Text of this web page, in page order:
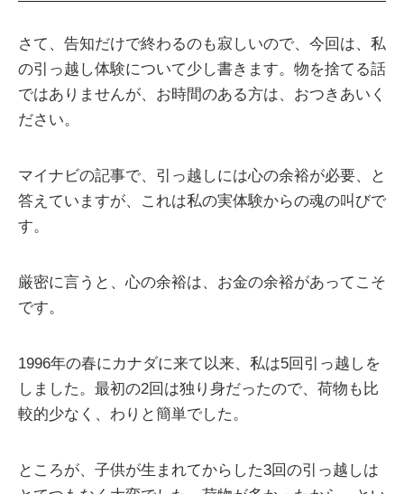
さて、告知だけで終わるのも寂しいので、今回は、私
の引っ越し体験について少し書きます。物を捨てる話
ではありませんが、お時間のある方は、おつきあいく
ださい。
マイナビの記事で、引っ越しには心の余裕が必要、と
答えていますが、これは私の実体験からの魂の叫びで
す。
厳密に言うと、心の余裕は、お金の余裕があってこそ
です。
1996年の春にカナダに来て以来、私は5回引っ越しを
しました。最初の2回は独り身だったので、荷物も比
較的少なく、わりと簡単でした。
ところが、子供が生まれてからした3回の引っ越しは